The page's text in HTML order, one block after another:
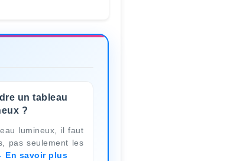
un tableau
?
lumineux, il faut
pas seulement les
En savoir plus